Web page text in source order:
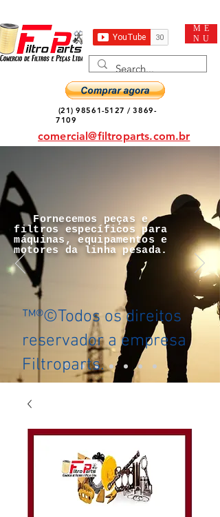
ME
NU
(21) 98561-5127 /3869-
7109
comercial@filtroparts.com.br
Fornecemos peças e
filtros específicos para
máquinas, equipamentos e
motores da linha pesada.
™®©Todos os direitos
reservador a empresa
Filtroparts.